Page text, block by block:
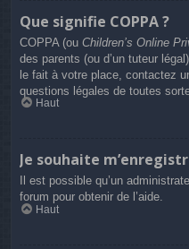
Que signifie COPPA ?
COPPA (ou Children’s Online
des parents (ou d’un tuteur
le fait à votre place, contactez
questions légales de toutes
Haut
Je souhaite
Il est possible qu’un
forum pour obtenir de l’aide.
Haut